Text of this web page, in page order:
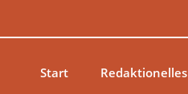
Start
Redaktionelles